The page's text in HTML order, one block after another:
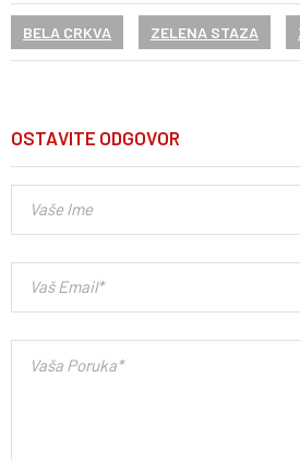
BELA CRKVA ZELENA STAZA
OSTAVITE ODGOVOR